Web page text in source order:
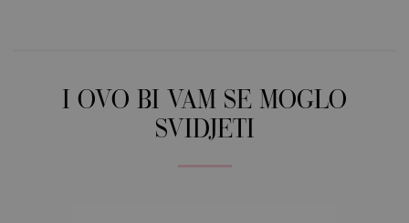
I OVO BI VAM SE MOGLO
SVIDJETI